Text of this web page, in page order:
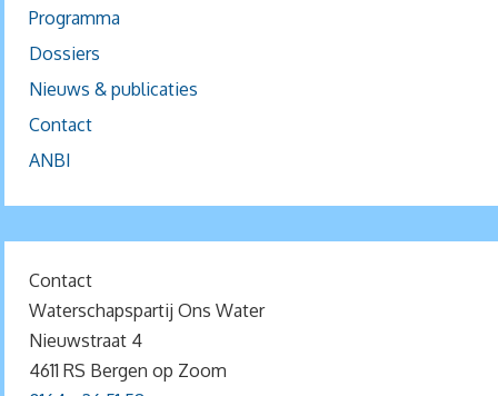
Programma
Dossiers
Nieuws & publicaties
Contact
ANBI
Contact
Waterschapspartij Ons Water
Nieuwstraat 4
4611 RS Bergen op Zoom